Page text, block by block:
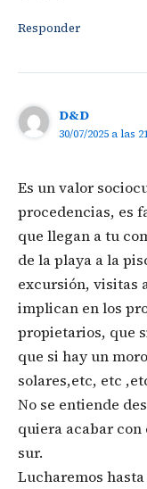
Responder
D&D
30/07/2025 a las
Es un valor
procedencias, es
que llegan a tu
de la playa a la
excursión, visitas
implican en los
propietarios, que
que si hay un
solares,etc, etc
No se entiende
quiera acabar
sur.
Lucharemos